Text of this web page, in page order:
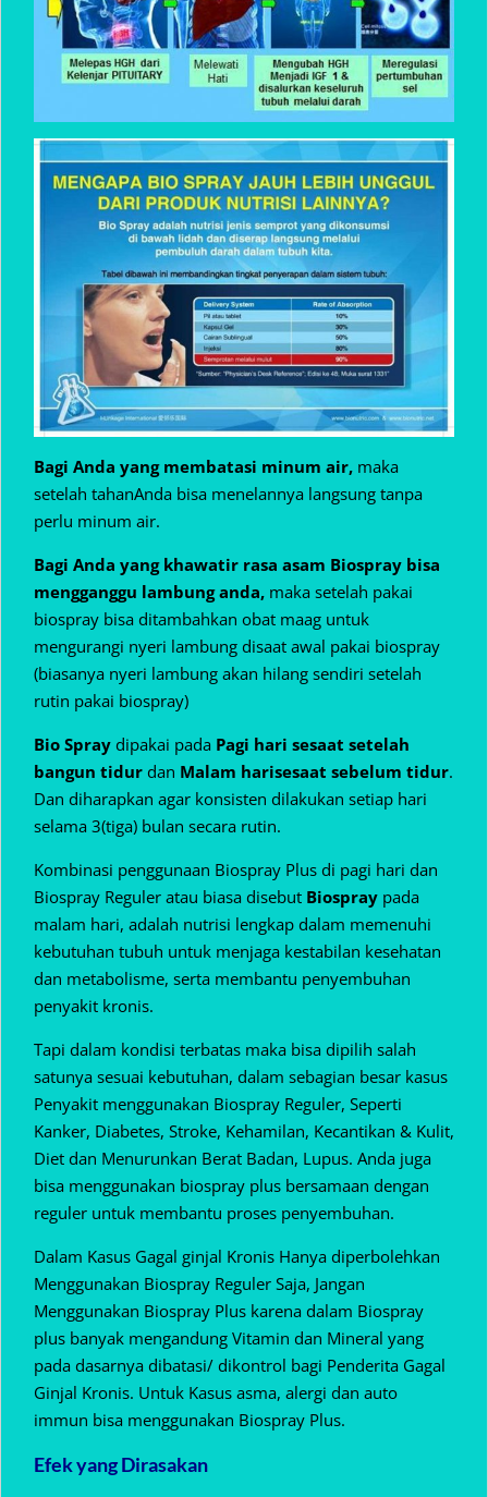
Bagi Anda yang membatasi minum air, maka
setelah tahanAnda bisa menelannya langsung tanpa
perlu minum air.
Bagi Anda yang khawatir rasa asam Biospray bisa
mengganggu lambung anda, maka setelah pakai
biospray bisa ditambahkan obat maag untuk
mengurangi nyeri lambung disaat awal pakai biospray
(biasanya nyeri lambung akan hilang sendiri setelah
rutin pakai biospray)
Bio Spray dipakai pada Pagi hari sesaat setelah
bangun tidur dan Malam harisesaat sebelum tidur.
Dan diharapkan agar konsisten dilakukan setiap hari
selama 3(tiga) bulan secara rutin.
Kombinasi penggunaan Biospray Plus di pagi hari dan
Biospray Reguler atau biasa disebut Biospray pada
malam hari, adalah nutrisi lengkap dalam memenuhi
kebutuhan tubuh untuk menjaga kestabilan kesehatan
dan metabolisme, serta membantu penyembuhan
penyakit kronis.
Tapi dalam kondisi terbatas maka bisa dipilih salah
satunya sesuai kebutuhan, dalam sebagian besar kasus
Penyakit menggunakan Biospray Reguler, Seperti
Kanker, Diabetes, Stroke, Kehamilan, Kecantikan & Kulit,
Diet dan Menurunkan Berat Badan, Lupus. Anda juga
bisa menggunakan biospray plus bersamaan dengan
reguler untuk membantu proses penyembuhan.
Dalam Kasus Gagal ginjal Kronis Hanya diperbolehkan
Menggunakan Biospray Reguler Saja, Jangan
Menggunakan Biospray Plus karena dalam Biospray
plus banyak mengandung Vitamin dan Mineral yang
pada dasarnya dibatasi/ dikontrol bagi Penderita Gagal
Ginjal Kronis. Untuk Kasus asma, alergi dan auto
immun bisa menggunakan Biospray Plus.
Efek yang Dirasakan